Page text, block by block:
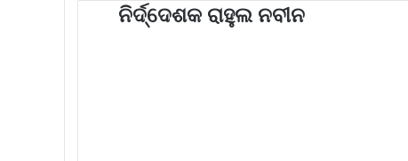
ନିର୍ଦ୍ଦେଶକ ରାହୁଲ ନବୀନ